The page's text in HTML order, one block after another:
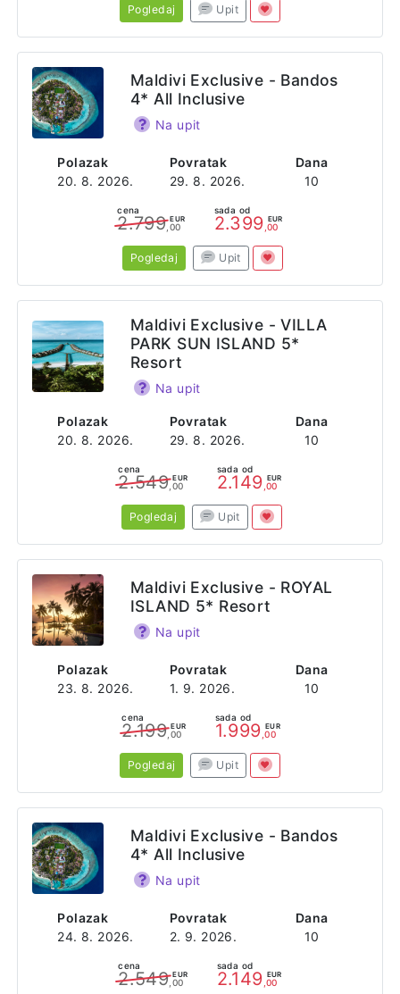
Pogledaj Upit
Polazak
20. 8. 2026.
Povratak
29. 8. 2026.
Dana
10
Maldivi Exclusive - Bandos
4* All Inclusive
Na upit
cena
2.799 EUR
,00
sada od
2.399 EUR
,00
Pogledaj Upit
Polazak
20. 8. 2026.
Povratak
29. 8. 2026.
Dana
10
Maldivi Exclusive - VILLA
PARK SUN ISLAND 5*
Resort
Na upit
cena
2.549 EUR
,00
sada od
2.149 EUR
,00
Pogledaj Upit
Polazak
23. 8. 2026.
Povratak
1. 9. 2026.
Dana
10
Maldivi Exclusive - ROYAL
ISLAND 5* Resort
Na upit
cena
2.199 EUR
,00
sada od
1.999 EUR
,00
Pogledaj Upit
Polazak
24. 8. 2026.
Povratak
2. 9. 2026.
Dana
10
Maldivi Exclusive - Bandos
4* All Inclusive
Na upit
cena
2.549 EUR
,00
sada od
2.149 EUR
,00